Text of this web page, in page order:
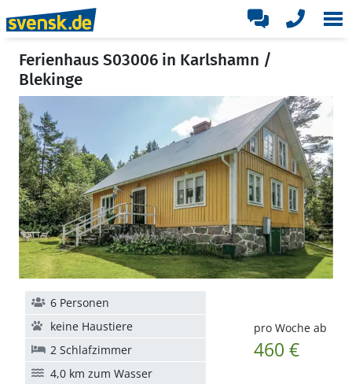
Ferienhaus S03006 in Karlshamn /
Blekinge
pro Woche ab
460 €
6 Personen
keine Haustiere
2 Schlafzimmer
4,0 km zum Wasser